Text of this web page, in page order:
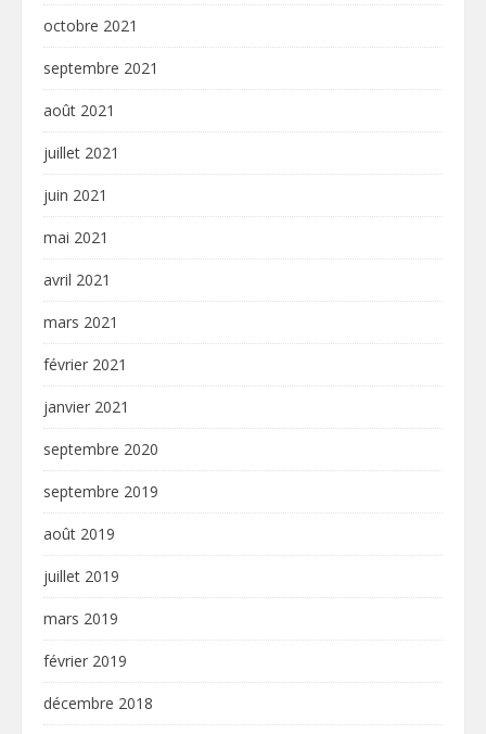
octobre 2021
septembre 2021
août 2021
juillet 2021
juin 2021
mai 2021
avril 2021
mars 2021
février 2021
janvier 2021
septembre 2020
septembre 2019
août 2019
juillet 2019
mars 2019
février 2019
décembre 2018